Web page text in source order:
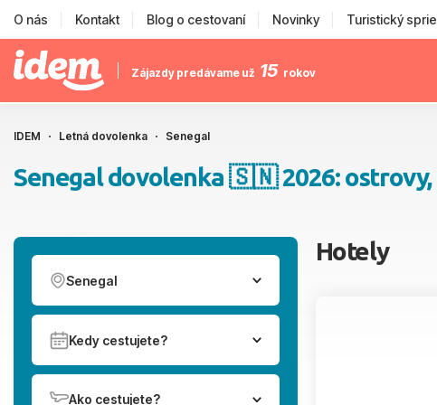
O nás Kontakt Blog o cestovaní Novinky Turistický
Zájazdy predávame už 15 rokov
IDEM Letná dovolenka Senegal
Senegal dovolenka 🇸🇳 2026:
Senegal
Kedy cestujete?
Ako cestujete?
Hotely